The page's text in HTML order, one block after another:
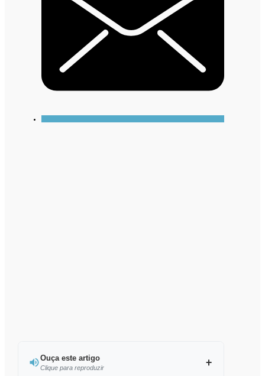
Ouça este artigo
Clique para reproduzir